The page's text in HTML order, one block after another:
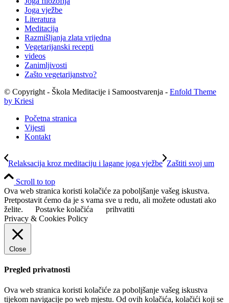
Joga vježbe
Literatura
Meditacija
Razmišljanja zlata vrijedna
Vegetarijanski recepti
videos
Zanimljivosti
Zašto vegetarijanstvo?
© Copyright - Škola Meditacije i Samoostvarenja - Enfold Theme
by Kriesi
Početna stranica
Vijesti
Kontakt
Relaksacija kroz meditaciju i lagane joga vježbe Zaštiti svoj um
Scroll to top
Ova web stranica koristi kolačiće za poboljšanje vašeg iskustva.
Pretpostavit ćemo da je s vama sve u redu, ali možete odustati ako
želite.
Postavke kolačića
prihvatiti
Privacy & Cookies Policy
Close
Pregled privatnosti
Ova web stranica koristi kolačiće za poboljšanje vašeg iskustva
tijekom navigacije po web mjestu. Od ovih kolačića, kolačići koji se